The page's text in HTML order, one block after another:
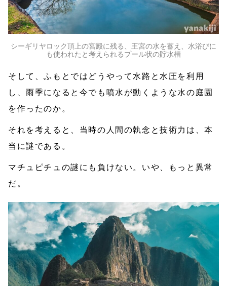
シーギリヤロック頂上の宮殿に残る、王宮の水を蓄え、水浴びに
も使われたと考えられるプール状の貯水槽
そして、ふもとではどうやって水路と水圧を利用
し、雨季になると今でも噴水が動くような水の庭園
を作ったのか。
それを考えると、当時の人間の執念と技術力は、本
当に謎である。
マチュピチュの謎にも負けない。いや、もっと異常
だ。